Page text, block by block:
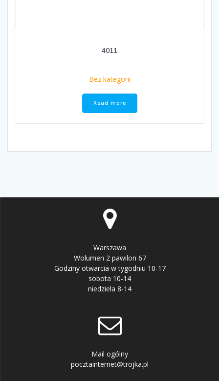
4011
Bez kategorii
Read more
Warszawa
Wolumen 2 pawilon 67
Godziny otwarcia w tygodniu 10-17
sobota 10-14
niedziela 8-14
Mail ogólny
pocztainternet@trojka.pl